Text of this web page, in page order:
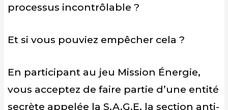
processus incontrôlable ?
Et si vous pouviez empêcher cela ?
En participant au jeu Mission Énergie,
vous acceptez de faire partie d’une entité
secrète appelée la S.A.G.E, la section anti-